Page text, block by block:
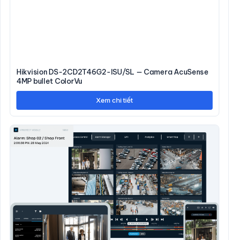
Hikvision DS-2CD2T46G2-ISU/SL — Camera AcuSense
4MP bullet ColorVu
Xem chi tiết